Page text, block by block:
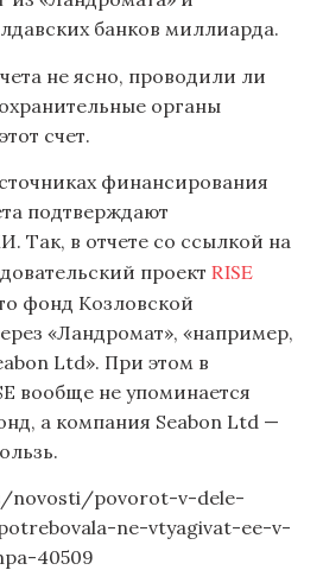
банков миллиарда.
не ясно, проводили ли
органы
счет.
финансирования
подтверждают
Так, в отчете со ссылкой на
проект RISE
фонд Козловской
«Ландромат», «например,
Ltd». При этом в
вообще не упоминается
а компания Seabon Ltd —
novosti/povorot-v-dele-
ne-vtyagivat-ee-v-
40509